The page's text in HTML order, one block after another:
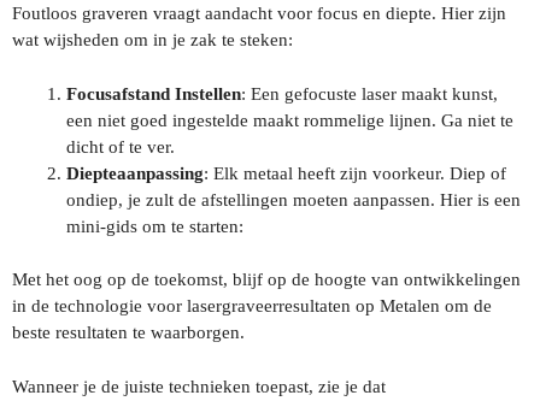
Foutloos graveren vraagt aandacht voor focus en diepte. Hier zijn
wat wijsheden om in je zak te steken:
Focusafstand Instellen: Een gefocuste laser maakt kunst,
een niet goed ingestelde maakt rommelige lijnen. Ga niet te
dicht of te ver.
Diepteaanpassing: Elk metaal heeft zijn voorkeur. Diep of
ondiep, je zult de afstellingen moeten aanpassen. Hier is een
mini-gids om te starten:
Met het oog op de toekomst, blijf op de hoogte van ontwikkelingen
in de technologie voor lasergraveerresultaten op Metalen om de
beste resultaten te waarborgen.
Wanneer je de juiste technieken toepast, zie je dat